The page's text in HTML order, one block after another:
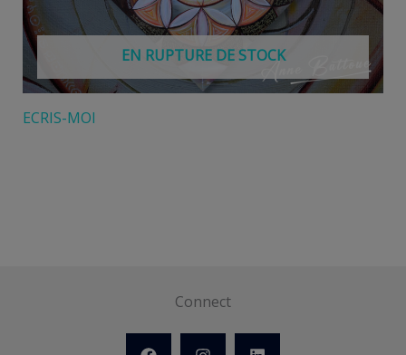
EN RUPTURE DE STOCK
ECRIS-MOI
Connect